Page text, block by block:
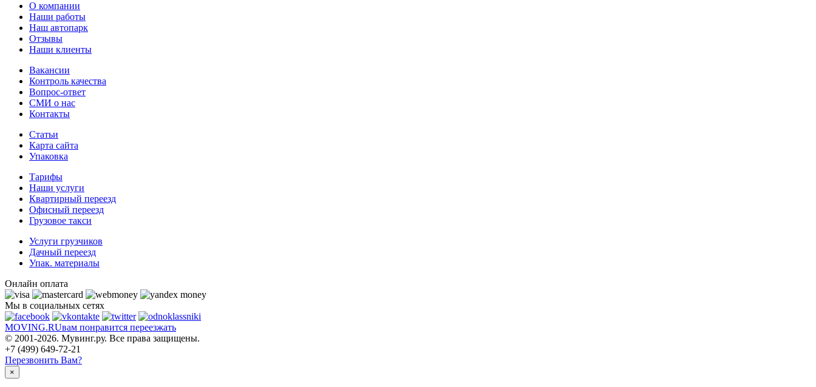
О компании
Наши работы
Наш автопарк
Отзывы
Наши клиенты
Вакансии
Контроль качества
Вопрос-ответ
СМИ о нас
Контакты
Статьи
Карта сайта
Упаковка
Тарифы
Наши услуги
Квартирный переезд
Офисный переезд
Грузовое такси
Услуги грузчиков
Дачный переезд
Упак. материалы
Онлайн оплата
Мы в социальных сетях
MOVING.RUвам понравится переезжать
© 2001-2026. Мувинг.ру. Все права защищены.
+7 (499) 649-72-21
Перезвонить Вам?
×